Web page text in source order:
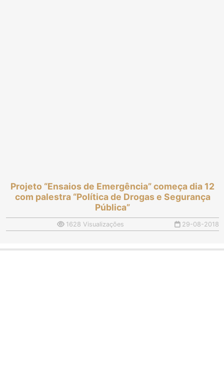
Projeto “Ensaios de Emergência” começa dia 12
com palestra “Política de Drogas e Segurança
Pública”
1628 Visualizações 29-08-2018